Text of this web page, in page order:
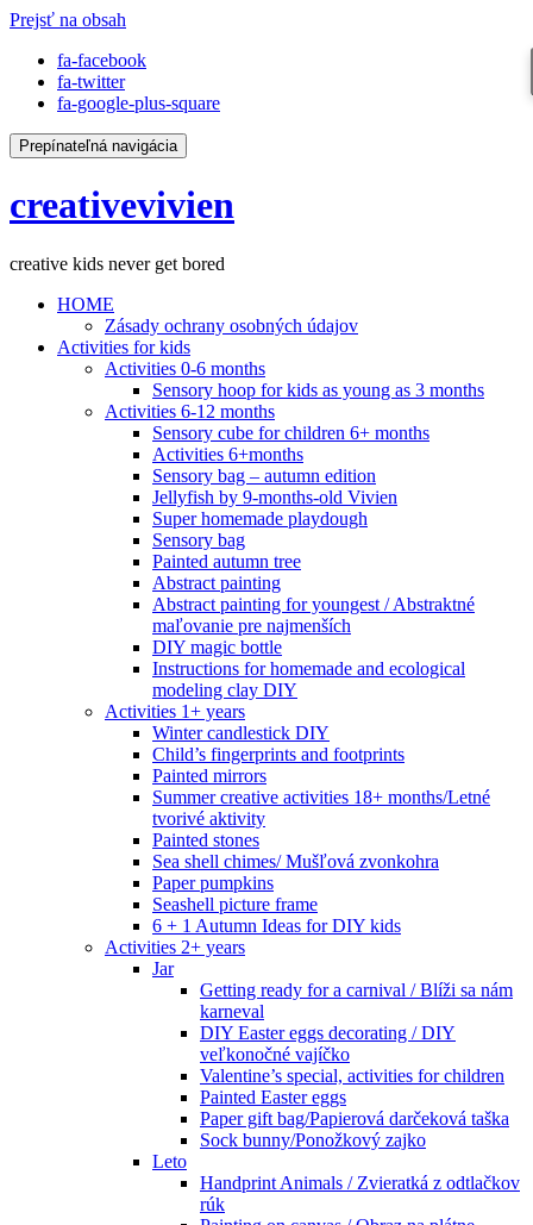
Prejsť na obsah
fa-facebook
fa-twitter
fa-google-plus-square
Prepínateľná navigácia
creativevivien
creative kids never get bored
HOME
Zásady ochrany osobných údajov
Activities for kids
Activities 0-6 months
Sensory hoop for kids as young as 3 months
Activities 6-12 months
Sensory cube for children 6+ months
Activities 6+months
Sensory bag – autumn edition
Jellyfish by 9-months-old Vivien
Super homemade playdough
Sensory bag
Painted autumn tree
Abstract painting
Abstract painting for youngest / Abstraktné
maľovanie pre najmenších
DIY magic bottle
Instructions for homemade and ecological
modeling clay DIY
Activities 1+ years
Winter candlestick DIY
Child’s fingerprints and footprints
Painted mirrors
Summer creative activities 18+ months/Letné
tvorivé aktivity
Painted stones
Sea shell chimes/ Mušľová zvonkohra
Paper pumpkins
Seashell picture frame
6 + 1 Autumn Ideas for DIY kids
Activities 2+ years
Jar
Getting ready for a carnival / Blíži sa nám
karneval
DIY Easter eggs decorating / DIY
veľkonočné vajíčko
Valentine’s special, activities for children
Painted Easter eggs
Paper gift bag/Papierová darčeková taška
Sock bunny/Ponožkový zajko
Leto
Handprint Animals / Zvieratká z odtlačkov
rúk